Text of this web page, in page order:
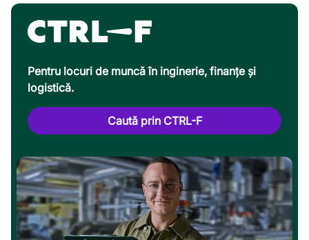
Pentru locuri de muncă în inginerie, finanțe și
logistică.
Caută prin CTRL-F